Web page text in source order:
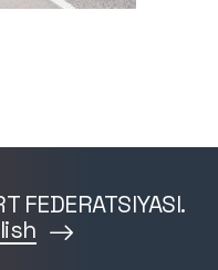
FEDERATSIYASI.